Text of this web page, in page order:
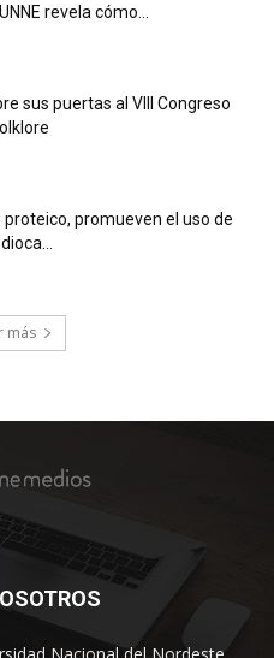
revela cómo...
sus puertas al VIII Congreso
proteico, promueven el uso de
más